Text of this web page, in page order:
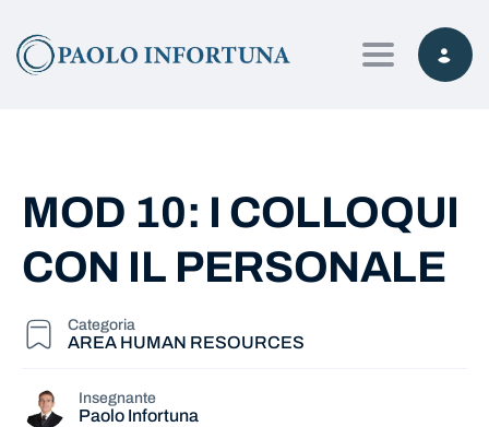
Toggle
Categoria
AREA HUMAN RESOURCES
Insegnante
Paolo Infortuna
MOD 10: I COLLOQUI
CON IL PERSONALE